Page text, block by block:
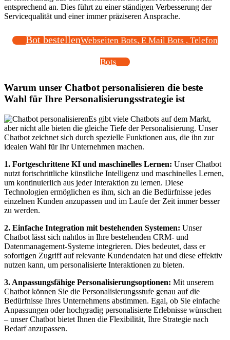
entsprechend an. Dies führt zu einer ständigen Verbesserung der
Servicequalität und einer immer präziseren Ansprache.
Bot bestellenWebseiten Bots, E Mail Bots , Telefon
Bots
Warum unser Chatbot personalisieren die beste
Wahl für Ihre Personalisierungsstrategie ist
Es gibt viele Chatbots auf dem Markt,
aber nicht alle bieten die gleiche Tiefe der Personalisierung. Unser
Chatbot zeichnet sich durch spezielle Funktionen aus, die ihn zur
idealen Wahl für Ihr Unternehmen machen.
1. Fortgeschrittene KI und maschinelles Lernen: Unser Chatbot
nutzt fortschrittliche künstliche Intelligenz und maschinelles Lernen,
um kontinuierlich aus jeder Interaktion zu lernen. Diese
Technologien ermöglichen es ihm, sich an die Bedürfnisse jedes
einzelnen Kunden anzupassen und im Laufe der Zeit immer besser
zu werden.
2. Einfache Integration mit bestehenden Systemen: Unser
Chatbot lässt sich nahtlos in Ihre bestehenden CRM- und
Datenmanagement-Systeme integrieren. Dies bedeutet, dass er
sofortigen Zugriff auf relevante Kundendaten hat und diese effektiv
nutzen kann, um personalisierte Interaktionen zu bieten.
3. Anpassungsfähige Personalisierungsoptionen: Mit unserem
Chatbot können Sie die Personalisierungsstufe genau auf die
Bedürfnisse Ihres Unternehmens abstimmen. Egal, ob Sie einfache
Anpassungen oder hochgradig personalisierte Erlebnisse wünschen
– unser Chatbot bietet Ihnen die Flexibilität, Ihre Strategie nach
Bedarf anzupassen.